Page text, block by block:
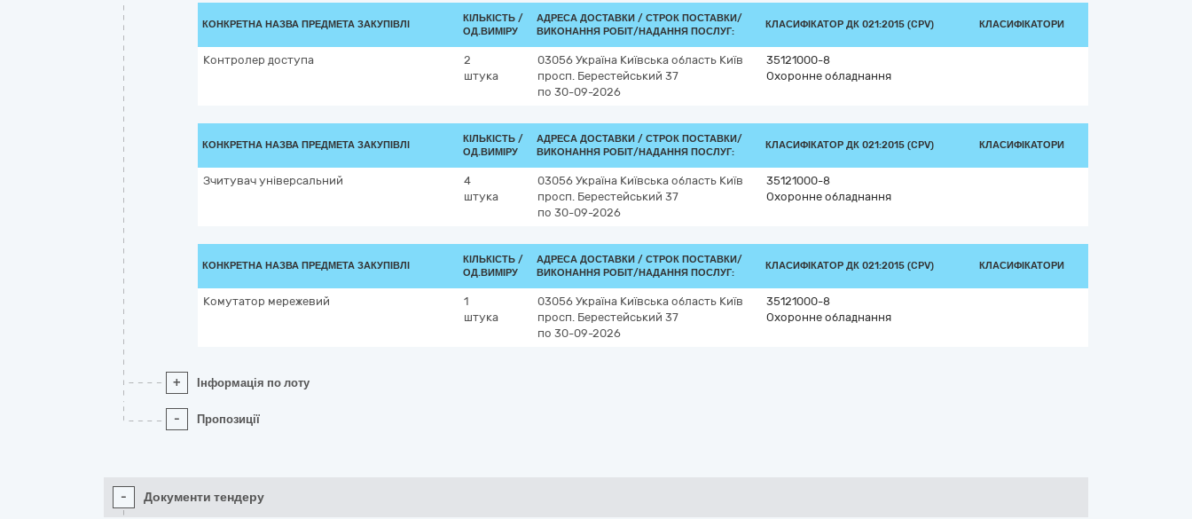
КОНКРЕТНА НАЗВА ПРЕДМЕТА ЗАКУПІВЛІ
КІЛЬКІСТЬ /
ОД.ВИМІРУ
АДРЕСА ДОСТАВКИ / СТРОК ПОСТАВКИ/
ВИКОНАННЯ РОБІТ/НАДАННЯ ПОСЛУГ:
КЛАСИФІКАТОР ДК 021:2015 (CPV) КЛАСИФІКАТОРИ
Контролер доступа
2
штука
03056 Україна Київська область Київ
просп. Берестейський 37
по 30-09-2026
35121000-8
Охоронне обладнання
КОНКРЕТНА НАЗВА ПРЕДМЕТА ЗАКУПІВЛІ
КІЛЬКІСТЬ /
ОД.ВИМІРУ
АДРЕСА ДОСТАВКИ / СТРОК ПОСТАВКИ/
ВИКОНАННЯ РОБІТ/НАДАННЯ ПОСЛУГ:
КЛАСИФІКАТОР ДК 021:2015 (CPV) КЛАСИФІКАТОРИ
Зчитувач універсальний
4
штука
03056 Україна Київська область Київ
просп. Берестейський 37
по 30-09-2026
35121000-8
Охоронне обладнання
КОНКРЕТНА НАЗВА ПРЕДМЕТА ЗАКУПІВЛІ
КІЛЬКІСТЬ /
ОД.ВИМІРУ
АДРЕСА ДОСТАВКИ / СТРОК ПОСТАВКИ/
ВИКОНАННЯ РОБІТ/НАДАННЯ ПОСЛУГ:
КЛАСИФІКАТОР ДК 021:2015 (CPV) КЛАСИФІКАТОРИ
Комутатор мережевий
1
штука
03056 Україна Київська область Київ
просп. Берестейський 37
по 30-09-2026
35121000-8
Охоронне обладнання
+ Інформація по лоту
- Пропозиції
- Документи тендеру